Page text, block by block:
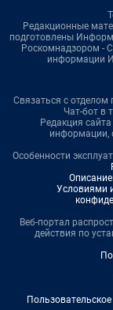
Редакционные
подготовлены
Роскомнадзором -
информации
Связаться с отделом
Чат-бот в
Редакция
информации,
Особенности
Условиями
Веб-портал
действия по